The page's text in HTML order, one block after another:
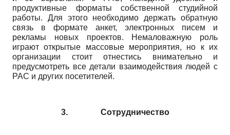
продуктивные форматы собственной студийной
работы. Для этого необходимо держать обратную
связь в формате анкет, электронных писем и
рекламы новых проектов. Немаловажную роль
играют открытые массовые мероприятия, но к их
организации стоит отнестись внимательно и
предусмотреть все детали взаимодействия людей с
РАС и других посетителей.
3. Сотрудничество